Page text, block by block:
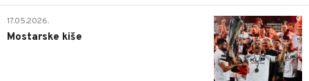
0
17.05.2026.
Mostarske kiše